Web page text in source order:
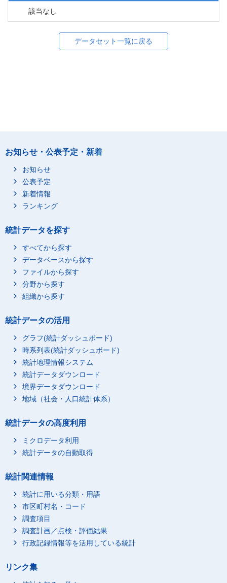
該当なし
データセット一覧に戻る
お知らせ・公表予定・新着
お知らせ
公表予定
新着情報
ランキング
統計データを探す
すべてから探す
データベースから探す
ファイルから探す
分野から探す
組織から探す
統計データの活用
グラフ(統計ダッシュボード)
時系列表(統計ダッシュボード)
統計地理情報システム
統計データダウンロード
境界データダウンロード
地域（社会・人口統計体系）
統計データの高度利用
ミクロデータ利用
統計データの自動取得
統計関連情報
統計に用いる分類・用語
市区町村名・コード
調査項目
調査計画／点検・評価結果
行政記録情報等を活用している統計
リンク集